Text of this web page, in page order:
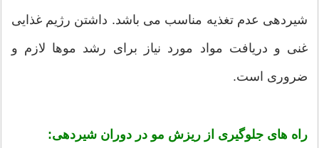
شیردهی عدم تغذیه مناسب می باشد. داشتن رژیم غذایی
غنی و دریافت مواد مورد نیاز برای رشد موها لازم و
ضروری است.
راه های جلوگیری از ریزش مو در دوران شیردهی: